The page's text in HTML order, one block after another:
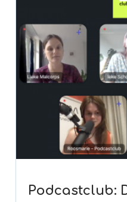
Podcastclub: